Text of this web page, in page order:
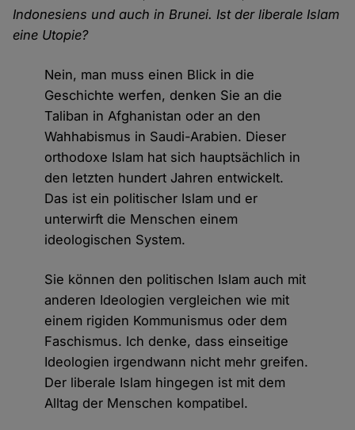
Indonesiens und auch in Brunei. Ist der liberale Islam
eine Utopie?
Nein, man muss einen Blick in die
Geschichte werfen, denken Sie an die
Taliban in Afghanistan oder an den
Wahhabismus in Saudi-Arabien. Dieser
orthodoxe Islam hat sich hauptsächlich in
den letzten hundert Jahren entwickelt.
Das ist ein politischer Islam und er
unterwirft die Menschen einem
ideologischen System.
Sie können den politischen Islam auch mit
anderen Ideologien vergleichen wie mit
einem rigiden Kommunismus oder dem
Faschismus. Ich denke, dass einseitige
Ideologien irgendwann nicht mehr greifen.
Der liberale Islam hingegen ist mit dem
Alltag der Menschen kompatibel.